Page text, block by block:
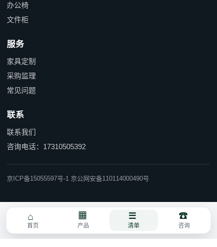
办公椅
文件柜
服务
家具定制
采购监理
常见问题
联系
联系我们
咨询电话：17310505392
京ICP备15055597号-1 京公网安备110114000490号
首页 产品 清单 咨询